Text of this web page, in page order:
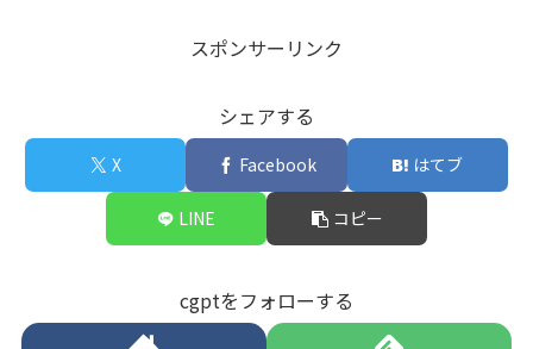
スポンサーリンク
シェアする
X Facebook はてブ
LINE コピー
cgptをフォローする